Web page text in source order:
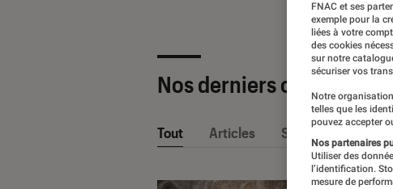
Nos derniers contenus
Tout Articles Sélections et
FNAC et ses
exemple pour la
liées à votre
des cookies
sur notre
sécuriser vos
Notre
telles que les
pouvez accepter
Nos partenaires
Utiliser des
l’identification.
mesure de